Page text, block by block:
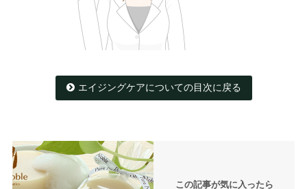
エイジングケアについての目次に戻る
この記事が気に入ったら